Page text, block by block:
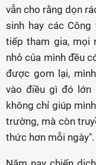
vẫn cho rằng dọn
sinh hay các
tiếp tham gia, mọi
nhỏ của mình đều
được gom lại,
vào điều gì đó lớn
không chỉ giúp
trường, mà còn
thức hơn mỗi ngày".